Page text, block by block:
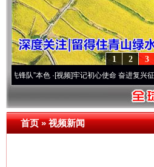
3
2
1
·[视频]牢记初心使命 奋进复兴征程丨宝塔山
首页»视频新闻